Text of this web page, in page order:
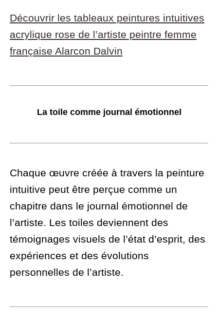
Découvrir les tableaux peintures intuitives
acrylique rose de l’artiste peintre femme
française Alarcon Dalvin
La toile comme journal émotionnel
Chaque œuvre créée à travers la peinture
intuitive peut être perçue comme un
chapitre dans le journal émotionnel de
l’artiste. Les toiles deviennent des
témoignages visuels de l’état d’esprit, des
expériences et des évolutions
personnelles de l’artiste.